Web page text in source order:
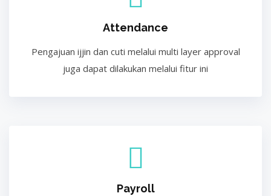
Attendance
Pengajuan ijjin dan cuti melalui multi layer approval
juga dapat dilakukan melalui fitur ini
Payroll